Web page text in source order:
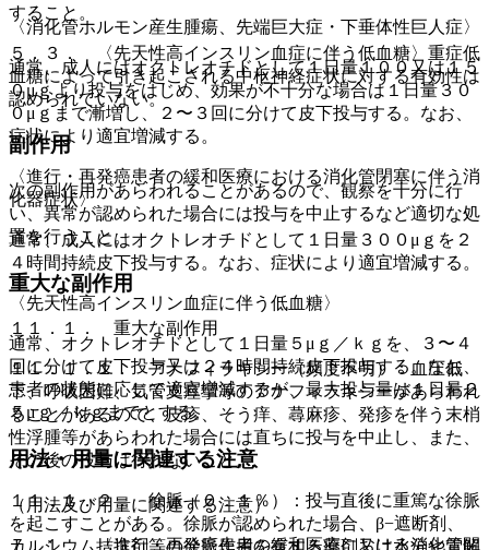
すること。
５．３． 〈先天性高インスリン血症に伴う低血糖〉重症低
血糖によって引き起こされる中枢神経症状に対する有効性は
認められていない。
副作用
次の副作用があらわれることがあるので、観察を十分に行
い、異常が認められた場合には投与を中止するなど適切な処
置を行うこと。
重大な副作用
１１．１． 重大な副作用
１１．１．１． アナフィラキシー（頻度不明）：血圧低
下、呼吸困難、気管支痙攣等のアナフィラキシーがあらわれ
ることがあるので、皮疹、そう痒、蕁麻疹、発疹を伴う末梢
性浮腫等があらわれた場合には直ちに投与を中止し、また、
その後の投与は行わないこと。
１１．１．２． 徐脈（０．１％）：投与直後に重篤な徐脈
を起こすことがある。徐脈が認められた場合、β−遮断剤、
〈消化管ホルモン産生腫瘍、先端巨大症・下垂体性巨人症〉
通常、成人にはオクトレオチドとして１日量１００又は１５
０μｇより投与をはじめ、効果が不十分な場合は１日量３０
０μｇまで漸増し、２〜３回に分けて皮下投与する。なお、
症状により適宜増減する。
〈進行・再発癌患者の緩和医療における消化管閉塞に伴う消
化器症状〉
通常、成人にはオクトレオチドとして１日量３００μｇを２
４時間持続皮下投与する。なお、症状により適宜増減する。
〈先天性高インスリン血症に伴う低血糖〉
通常、オクトレオチドとして１日量５μｇ／ｋｇを、３〜４
回に分けて皮下投与又は２４時間持続皮下投与する。なお、
患者の状態に応じて適宜増減するが、最大投与量は１日量２
５μｇ／ｋｇまでとする。
用法・用量に関連する注意
（用法及び用量に関連する注意）
７．１． 〈進行・再発癌患者の緩和医療における消化管閉